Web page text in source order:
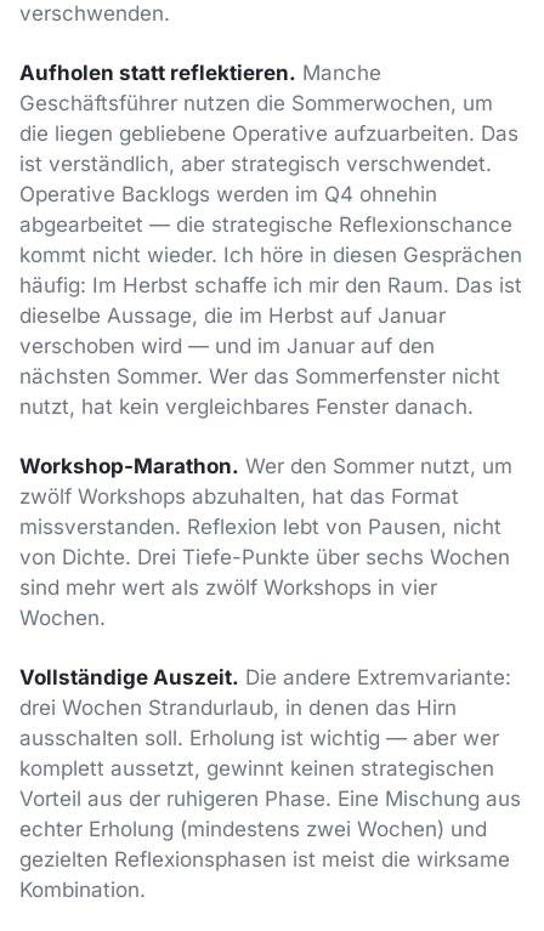
verschwenden.
Aufholen statt reflektieren. Manche
Geschäftsführer nutzen die Sommerwochen, um
die liegen gebliebene Operative aufzuarbeiten. Das
ist verständlich, aber strategisch verschwendet.
Operative Backlogs werden im Q4 ohnehin
abgearbeitet — die strategische Reflexionschance
kommt nicht wieder. Ich höre in diesen Gesprächen
häufig: Im Herbst schaffe ich mir den Raum. Das ist
dieselbe Aussage, die im Herbst auf Januar
verschoben wird — und im Januar auf den
nächsten Sommer. Wer das Sommerfenster nicht
nutzt, hat kein vergleichbares Fenster danach.
Workshop-Marathon. Wer den Sommer nutzt, um
zwölf Workshops abzuhalten, hat das Format
missverstanden. Reflexion lebt von Pausen, nicht
von Dichte. Drei Tiefe-Punkte über sechs Wochen
sind mehr wert als zwölf Workshops in vier
Wochen.
Vollständige Auszeit. Die andere Extremvariante:
drei Wochen Strandurlaub, in denen das Hirn
ausschalten soll. Erholung ist wichtig — aber wer
komplett aussetzt, gewinnt keinen strategischen
Vorteil aus der ruhigeren Phase. Eine Mischung aus
echter Erholung (mindestens zwei Wochen) und
gezielten Reflexionsphasen ist meist die wirksame
Kombination.